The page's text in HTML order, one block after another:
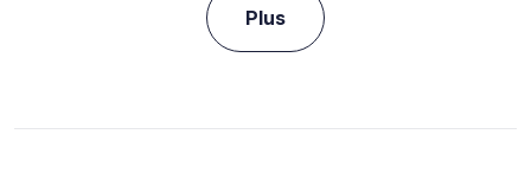
Plus